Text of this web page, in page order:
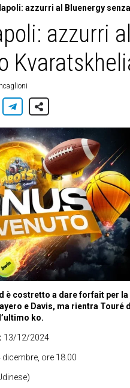
azzurri al Bluenergy
azzurri
è costretto a dare forfait per
e Davis, ma rientra
ko.
13/12/2024
ore 18.00